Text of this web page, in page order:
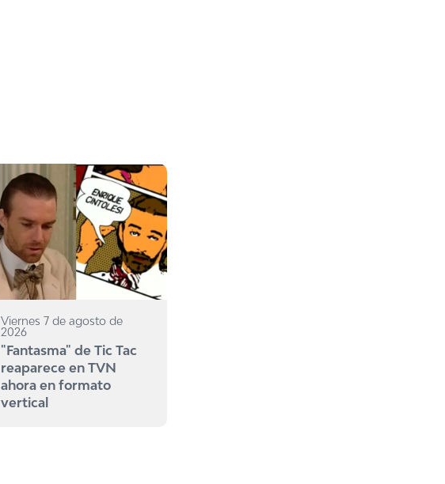
Viernes 7 de agosto de
2026
"Fantasma" de Tic Tac
reaparece en TVN
ahora en formato
vertical